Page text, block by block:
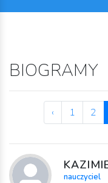
BIOGRAMY
‹ 1 2
nauczyciel